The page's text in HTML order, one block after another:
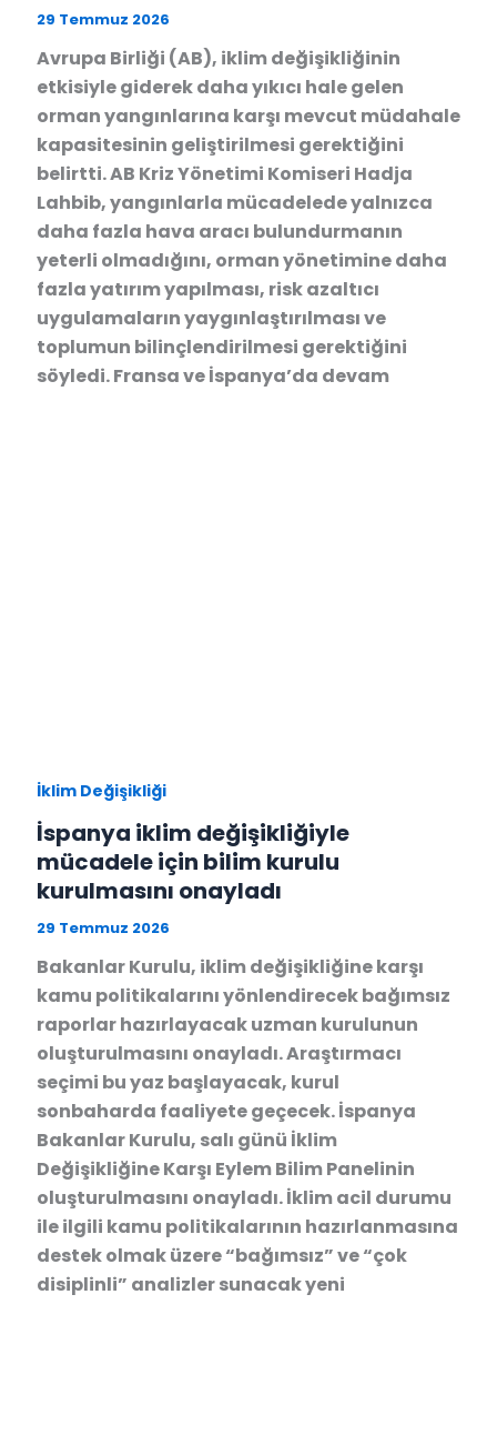
29 Temmuz 2026
Avrupa Birliği (AB), iklim değişikliğinin
etkisiyle giderek daha yıkıcı hale gelen
orman yangınlarına karşı mevcut müdahale
kapasitesinin geliştirilmesi gerektiğini
belirtti. AB Kriz Yönetimi Komiseri Hadja
Lahbib, yangınlarla mücadelede yalnızca
daha fazla hava aracı bulundurmanın
yeterli olmadığını, orman yönetimine daha
fazla yatırım yapılması, risk azaltıcı
uygulamaların yaygınlaştırılması ve
toplumun bilinçlendirilmesi gerektiğini
söyledi. Fransa ve İspanya’da devam
İklim Değişikliği
İspanya iklim değişikliğiyle
mücadele için bilim kurulu
kurulmasını onayladı
29 Temmuz 2026
Bakanlar Kurulu, iklim değişikliğine karşı
kamu politikalarını yönlendirecek bağımsız
raporlar hazırlayacak uzman kurulunun
oluşturulmasını onayladı. Araştırmacı
seçimi bu yaz başlayacak, kurul
sonbaharda faaliyete geçecek. İspanya
Bakanlar Kurulu, salı günü İklim
Değişikliğine Karşı Eylem Bilim Panelinin
oluşturulmasını onayladı. İklim acil durumu
ile ilgili kamu politikalarının hazırlanmasına
destek olmak üzere “bağımsız” ve “çok
disiplinli” analizler sunacak yeni